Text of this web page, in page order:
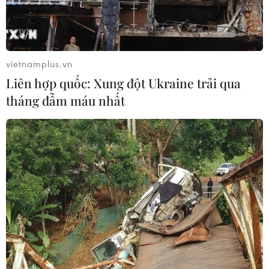
APEC 2023: Hàn Quốc thúc đẩy hợp tác
với các nước ASEAN
18/11/2023 10:14
Tại cuộc hội đàm với Ngoại trưởng Malaysia bên lề Hội
nghị APEC, Ngoại trưởng Park Jin đề nghị Malaysia hỗ
trợ nâng tầm quan hệ Hàn Quốc và ASEAN vào năm
2024 lên mức đối tác chiến lược toàn diện.
TIN CÙNG CHUYÊN MỤC
vietnamplus.vn
Liên hợp quốc: Xung đột Ukraine trải qua
tháng đẫm máu nhất